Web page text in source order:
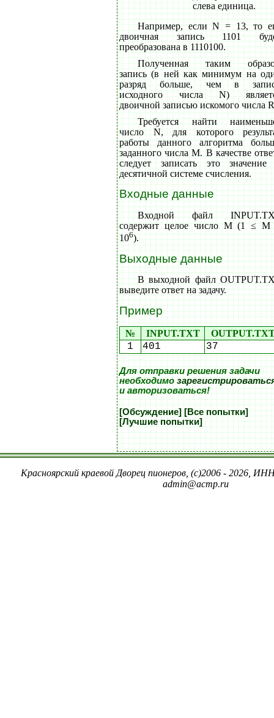
слева единица.
Например, если N = 13, то
двоичная запись 1101
преобразована в 1110100.
Полученная таким
запись (в ней как минимум на
разряд больше, чем в
исходного числа N)
двоичной записью искомого числа
Требуется найти
число N, для которого
работы данного алгоритма
заданного числа M. В качестве
следует записать это
десятичной системе счисления.
Входные данные
Входной файл
содержит целое число M (1 ≤
106).
Выходные данные
В выходной файл
выведите ответ на задачу.
Пример
№ INPUT.TXT
1 401 37
Для отправки решения задачи
необходимо
и авторизоваться!
[Обсуждение] [Все попытки]
[Лучшие попытки]
Красноярский краевой Дворец пионеров, (c)2006 - 2026,
admin@acmp.ru